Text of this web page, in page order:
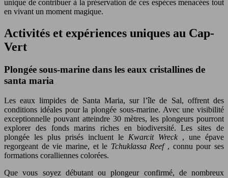
unique de contribuer à la préservation de ces espèces menacées tout
en vivant un moment magique.
Activités et expériences uniques au Cap-
Vert
Plongée sous-marine dans les eaux cristallines de
santa maria
Les eaux limpides de Santa Maria, sur l’île de Sal, offrent des
conditions idéales pour la plongée sous-marine. Avec une visibilité
exceptionnelle pouvant atteindre 30 mètres, les plongeurs pourront
explorer des fonds marins riches en biodiversité. Les sites de
plongée les plus prisés incluent le Kwarcit Wreck , une épave
regorgeant de vie marine, et le Tchuklassa Reef , connu pour ses
formations coralliennes colorées.
Que vous soyez débutant ou plongeur confirmé, de nombreux